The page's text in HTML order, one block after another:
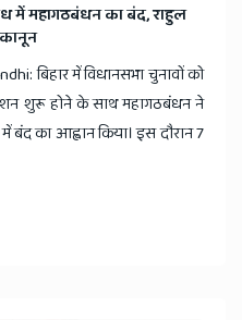
में महागठबंधन का बंद, राहुल
बिहार में विधानसभा चुनावों को
शुरू होने के साथ महागठबंधन ने
का आह्वान किया। इस दौरान 7